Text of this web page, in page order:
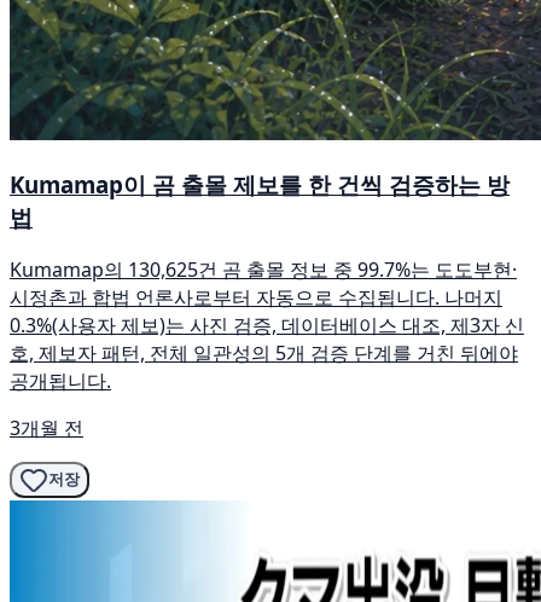
Kumamap이 곰 출몰 제보를 한 건씩 검증하는 방
법
Kumamap의 130,625건 곰 출몰 정보 중 99.7%는 도도부현·
시정촌과 합법 언론사로부터 자동으로 수집됩니다. 나머지
0.3%(사용자 제보)는 사진 검증, 데이터베이스 대조, 제3자 신
호, 제보자 패턴, 전체 일관성의 5개 검증 단계를 거친 뒤에야
공개됩니다.
3개월 전
저장